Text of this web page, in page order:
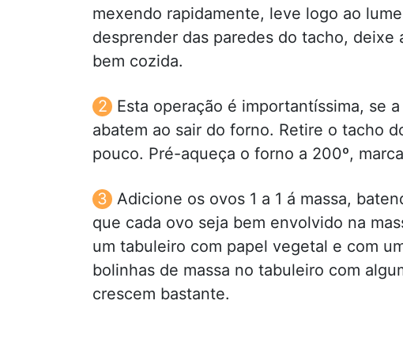
mexendo rapidamente, leve logo ao
desprender das paredes do tacho,
bem cozida.
Esta operação é importantíssima, se
abatem ao sair do forno. Retire o tacho
pouco. Pré-aqueça o forno a 200º,
Adicione os ovos 1 a 1 á massa,
que cada ovo seja bem envolvido na
um tabuleiro com papel vegetal e com
bolinhas de massa no tabuleiro com
crescem bastante.